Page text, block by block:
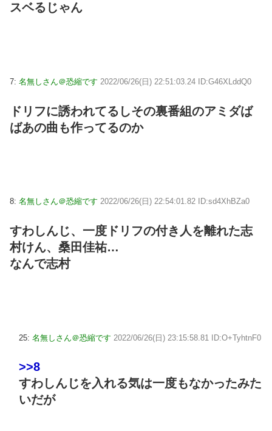
スベるじゃん
7: 名無しさん＠恐縮です 2022/06/26(日) 22:51:03.24 ID:G46XLddQ0
ドリフに誘われてるしその裏番組のアミダば
ばあの曲も作ってるのか
8: 名無しさん＠恐縮です 2022/06/26(日) 22:54:01.82 ID:sd4XhBZa0
すわしんじ、一度ドリフの付き人を離れた志
村けん、桑田佳祐…
なんで志村
25: 名無しさん＠恐縮です 2022/06/26(日) 23:15:58.81 ID:O+TyhtnF0
>>8
すわしんじを入れる気は一度もなかったみた
いだが